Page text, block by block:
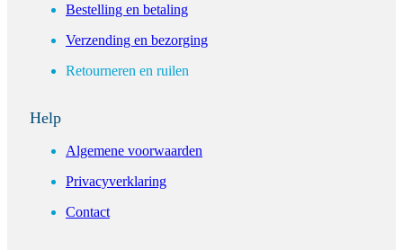
Bestelling en betaling
Verzending en bezorging
Retourneren en ruilen
Help
Algemene voorwaarden
Privacyverklaring
Contact